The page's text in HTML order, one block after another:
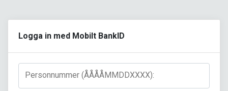
Logga in med Mobilt BankID
Personnummer (ÅÅÅÅMMDDXXXX):